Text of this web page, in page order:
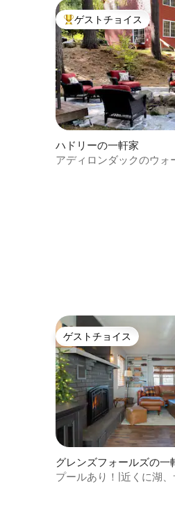
大好評のゲストチョイス
ゲストチョイス
ハドリーの一軒家
アディロンダックのウォ
ゲストチョイス
ゲストチョイス
グレンズフォールズの一
プールあり！|近くに湖